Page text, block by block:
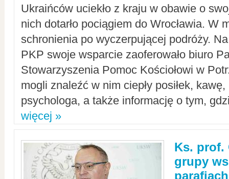
Ukraińców uciekło z kraju w obawie o
nich dotarło pociągiem do Wrocławia. W
schronienia po wyczerpującej podróży.
PKP swoje wsparcie zaoferowało biuro
Stowarzyszenia Pomoc Kościołowi w
mogli znaleźć w nim ciepły posiłek,
psychologa, a także informację o tym,
więcej »
Ks. prof.
grupy
parafiach